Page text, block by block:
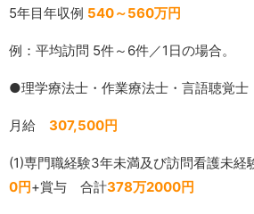
5年目年収例 540～560万円
例：平均訪問 5件～6件／1日の場合。
●理学療法士・作業療法士・言語聴覚士
月給 307,500円
(1)専門職経験3年未満及び訪問看護未
0円+賞与 合計378万2000円